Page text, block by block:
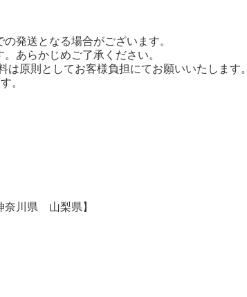
発送となる場合がございます。
あらかじめご了承ください。
原則としてお客様負担にてお願いいたします。
。
川県 山梨県】